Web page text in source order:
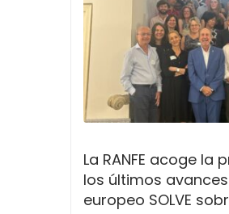
La RANFE acoge la
los últimos
europeo SOLVE